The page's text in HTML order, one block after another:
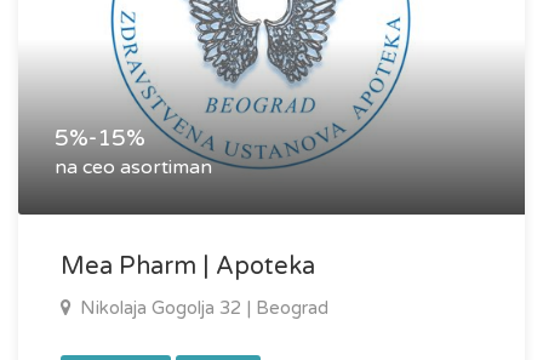
5%-15%
na ceo asortiman
Mea Pharm | Apoteka
Nikolaja Gogolja 32 | Beograd